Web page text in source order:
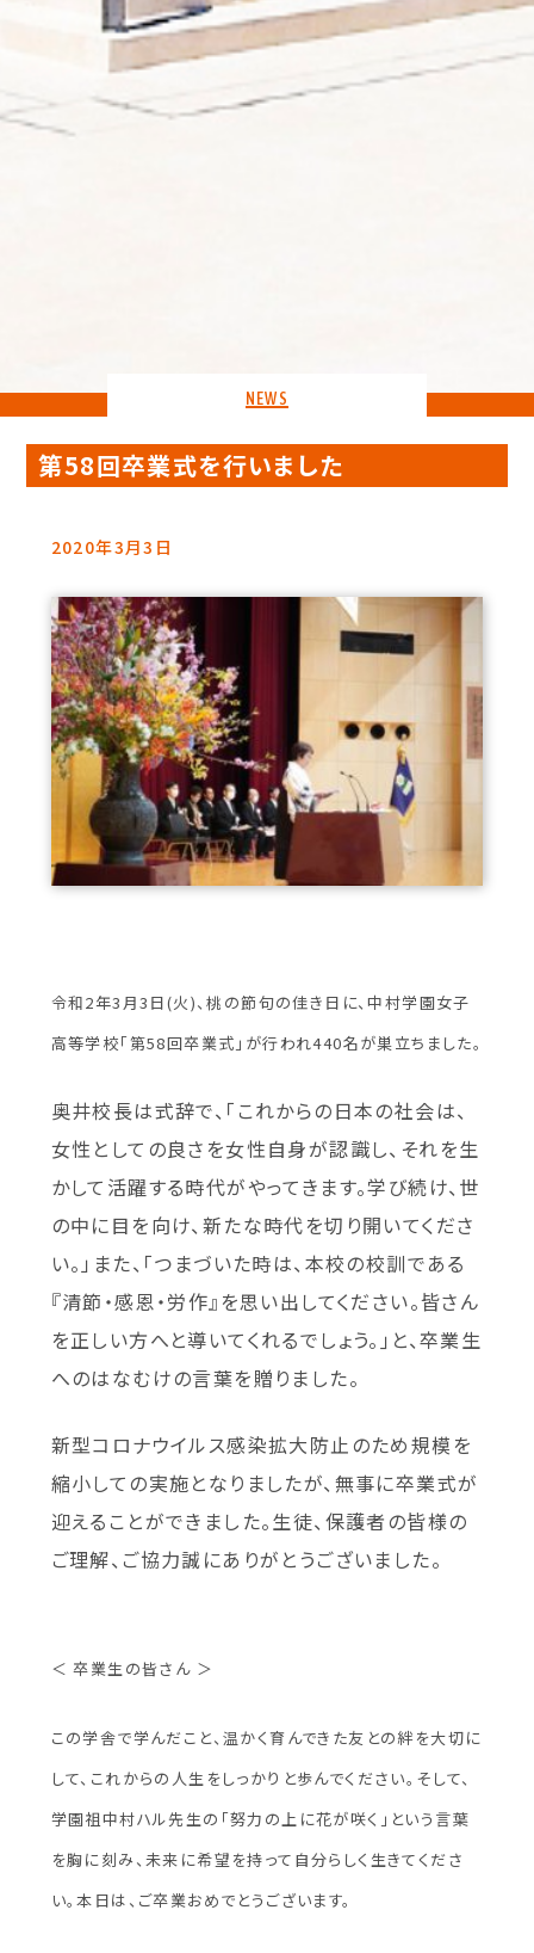
NEWS
第58回卒業式を行いました
2020年3月3日
令和2年3月3日(火)、桃の節句の佳き日に、中村学園女子
高等学校「第58回卒業式」が行われ440名が巣立ちました。
奥井校長は式辞で、「これからの日本の社会は、
女性としての良さを女性自身が認識し、それを生
かして活躍する時代がやってきます。学び続け、世
の中に目を向け、新たな時代を切り開いてくださ
い。」また、「つまづいた時は、本校の校訓である
『清節・感恩・労作』を思い出してください。皆さん
を正しい方へと導いてくれるでしょう。｣と、卒業生
へのはなむけの言葉を贈りました。
新型コロナウイルス感染拡大防止のため規模を
縮小しての実施となりましたが、無事に卒業式が
迎えることができました。生徒、保護者の皆様の
ご理解、ご協力誠にありがとうございました。
＜ 卒業生の皆さん ＞
この学舎で学んだこと、温かく育んできた友との絆を大切に
して、これからの人生をしっかりと歩んでください。そして、
学園祖中村ハル先生の「努力の上に花が咲く」という言葉
を胸に刻み、未来に希望を持って自分らしく生きてくださ
い。本日は、ご卒業おめでとうございます。